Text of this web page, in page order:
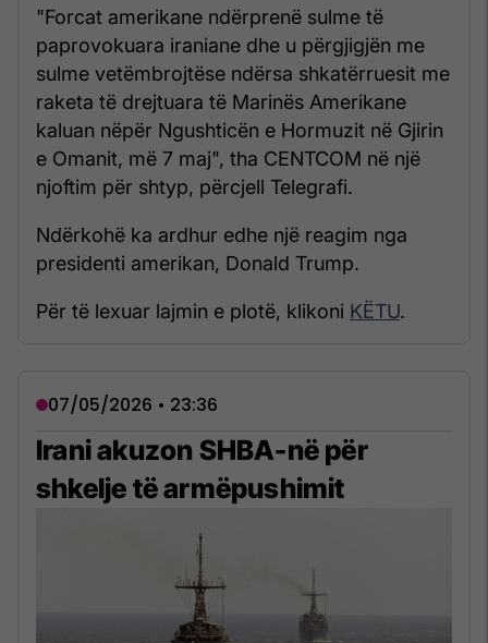
"Forcat amerikane ndërprenë sulme të
paprovokuara iraniane dhe u përgjigjën me
sulme vetëmbrojtëse ndërsa shkatërruesit me
raketa të drejtuara të Marinës Amerikane
kaluan nëpër Ngushticën e Hormuzit në Gjirin
e Omanit, më 7 maj", tha CENTCOM në një
njoftim për shtyp, përcjell Telegrafi.
Ndërkohë ka ardhur edhe një reagim nga
presidenti amerikan, Donald Trump.
Për të lexuar lajmin e plotë, klikoni KËTU.
07/05/2026 • 23:36
Irani akuzon SHBA-në për
shkelje të armëpushimit